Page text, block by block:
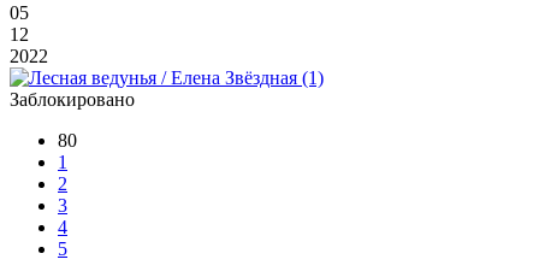
05
12
2022
Заблокировано
80
1
2
3
4
5